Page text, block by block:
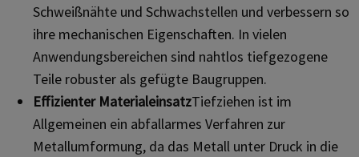
Schweißnähte und Schwachstellen und verbessern so
ihre mechanischen Eigenschaften. In vielen
Anwendungsbereichen sind nahtlos tiefgezogene
Teile robuster als gefügte Baugruppen.
Effizienter MaterialeinsatzTiefziehen ist im
Allgemeinen ein abfallarmes Verfahren zur
Metallumformung, da das Metall unter Druck in die